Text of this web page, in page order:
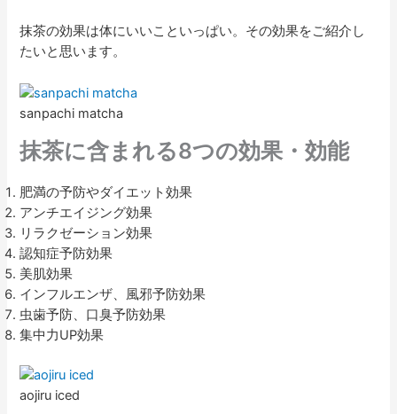
抹茶の効果は体にいいこといっぱい。その効果をご紹介し
たいと思います。
sanpachi matcha
抹茶に含まれる8つの効果・効能
肥満の予防やダイエット効果
アンチエイジング効果
リラクゼーション効果
認知症予防効果
美肌効果
インフルエンザ、風邪予防効果
虫歯予防、口臭予防効果
集中力UP効果
aojiru iced